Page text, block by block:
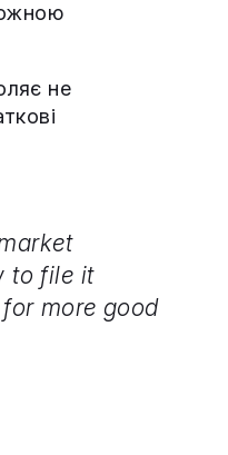
не
to file it
more good